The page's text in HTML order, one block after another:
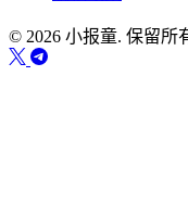
© 2026 小报童. 保留所